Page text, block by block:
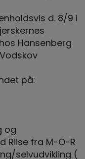
d. 8/9 i
Hansenberg
på:
og
Riise fra M-O-R
selvudvikling (